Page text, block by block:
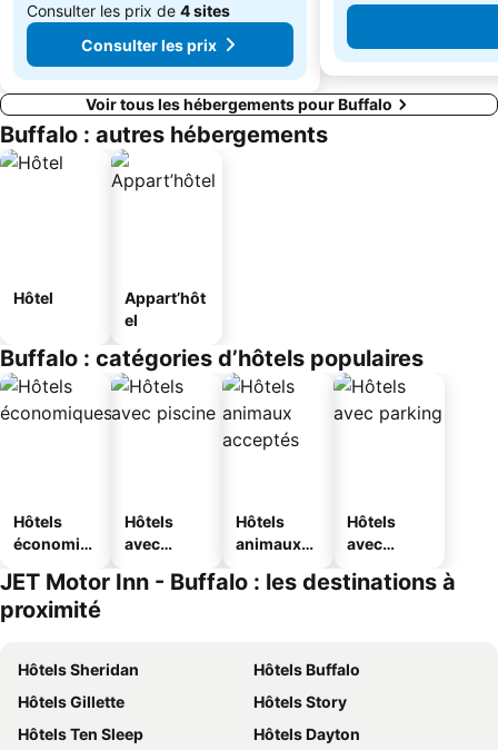
Consulter les prix de 4 sites
Consulter les prix
Voir tous les hébergements pour Buffalo
Buffalo : autres hébergements
Hôtel
Appart’hôt
el
Buffalo : catégories d’hôtels populaires
Hôtels
économiq
Hôtels
avec
Hôtels
animaux
Hôtels
avec
JET Motor Inn - Buffalo : les destinations à
proximité
Hôtels Sheridan
Hôtels Buffalo
Hôtels Gillette
Hôtels Story
Hôtels Ten Sleep
Hôtels Dayton